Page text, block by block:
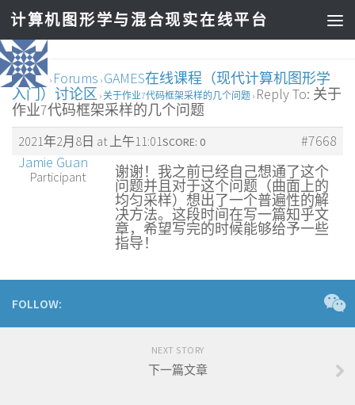
计算机图形学与混合现实在线平台
Home › Forums › GAMES在线课程（现代计算机图形学
入门）讨论区 ›关于作业7代码框架采样的几个问题 › Reply To: 关于
作业7代码框架采样的几个问题
2021年2月8日 at 上午11:01 #7668
SCORE: 0
Jamie Guan
Participant 谢谢！我之前已经自己想通了这个
问题并且对于这个问题（曲面上的
均匀采样）想出了一个普遍性的解
决方法。这段时间在写一篇知乎文
章，希望写完的时候能够给予一些
指导！
FOLLOW:
NEXT STORY
下一篇文章